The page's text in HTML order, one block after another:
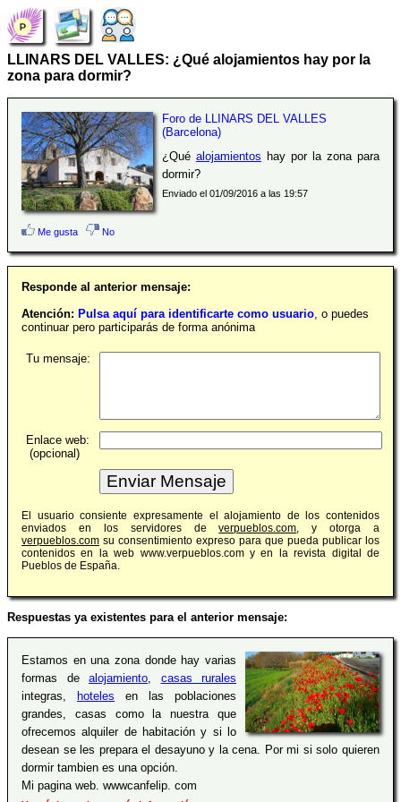
LLINARS DEL VALLES: ¿Qué alojamientos hay por la
zona para dormir?
Foro de LLINARS DEL VALLES
(Barcelona)
¿Qué alojamientos hay por la zona para
dormir?
Enviado el 01/09/2016 a las 19:57
Me gusta No
Responde al anterior mensaje:
Atención: Pulsa aquí para identificarte como usuario, o puedes
continuar pero participarás de forma anónima
Tu mensaje:
Enlace web:
(opcional)
El usuario consiente expresamente el alojamiento de los contenidos
enviados en los servidores deverpueblos.com, y otorga a
verpueblos.com su consentimiento expreso para que pueda publicar los
contenidos en la web www.verpueblos.com y en la revista digital de
Pueblos de España.
Respuestas ya existentes para el anterior mensaje:
Estamos en una zona donde hay varias
formas de alojamiento, casas rurales
integras,
hoteles en las poblaciones
grandes, casas como la nuestra que
ofrecemos alquiler de habitación y si lo
desean se les prepara el desayuno y la cena. Por mi si solo quieren
dormir tambien es una opción.
Mi pagina web. wwwcanfelip. com